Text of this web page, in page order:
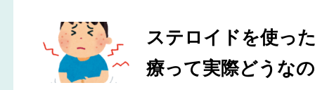
ステロイドを使っ
療って実際どうな